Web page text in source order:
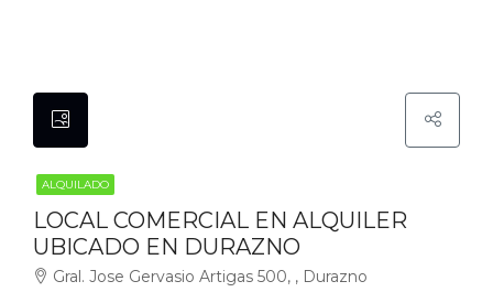
ALQUILADO
LOCAL COMERCIAL EN ALQUILER
UBICADO EN DURAZNO
Gral. Jose Gervasio Artigas 500, , Durazno